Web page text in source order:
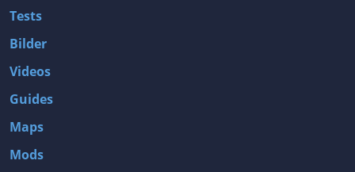
Tests
Bilder
Videos
Guides
Maps
Mods